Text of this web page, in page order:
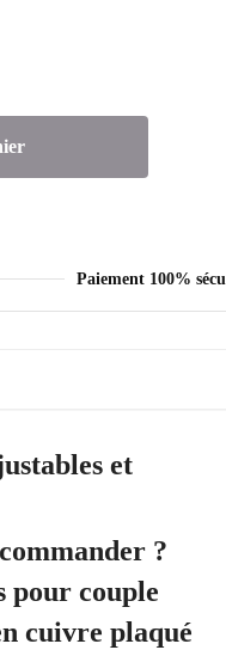
Paiement 100%
et
?
pour couple
cuivre plaqué